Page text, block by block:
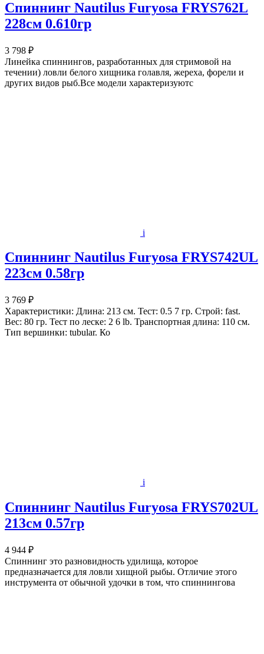
Спиннинг Nautilus Furyosa FRYS762L
228см 0.610гр
3 798 ₽
Линейка спиннингов, разработанных для стримовой на
течении) ловли белого хищника голавля, жереха, форели и
других видов рыб.Все модели характеризуютс
i
Спиннинг Nautilus Furyosa FRYS742UL
223см 0.58гр
3 769 ₽
Характеристики: Длина: 213 см. Тест: 0.5 7 гр. Строй: fast.
Вес: 80 гр. Тест по леске: 2 6 lb. Транспортная длина: 110 см.
Тип вершинки: tubular. Ко
i
Спиннинг Nautilus Furyosa FRYS702UL
213см 0.57гр
4 944 ₽
Спиннинг это разновидность удилища, которое
предназначается для ловли хищной рыбы. Отличие этого
инструмента от обычной удочки в том, что спиннингова